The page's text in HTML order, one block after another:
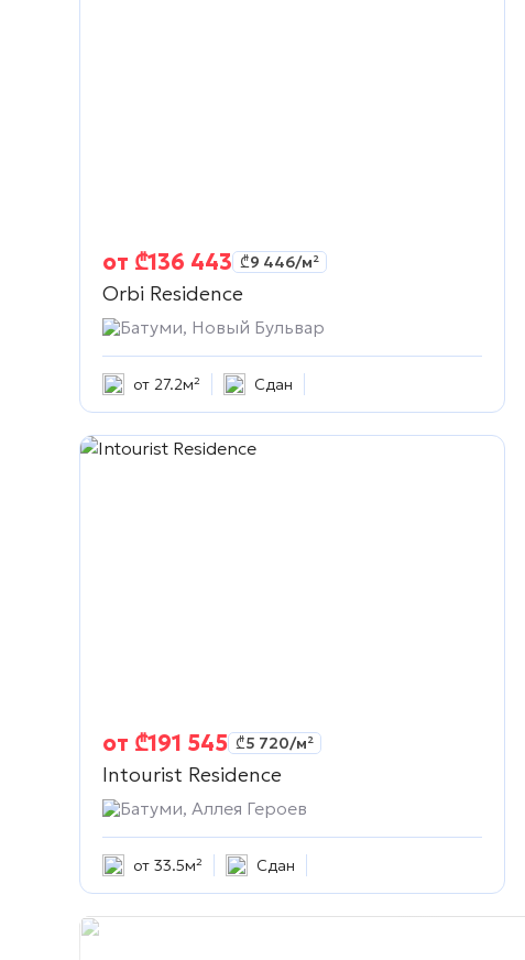
от ₾136 443 ₾9 446/м²
Orbi Residence
Батуми, Новый Бульвар
от 27.2м² Сдан
от ₾191 545 ₾5 720/м²
Intourist Residence
Батуми, Аллея Героев
от 33.5м² Сдан